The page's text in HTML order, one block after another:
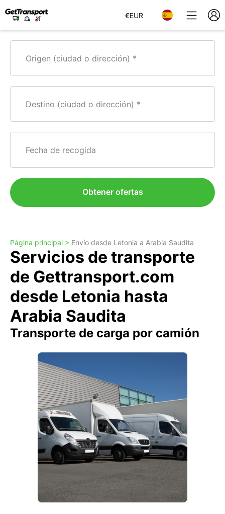
€EUR
Origen (ciudad o dirección)
Destino (ciudad o dirección)
Fecha de recogida
Obtener ofertas
Página principal > Envío desde Letonia a Arabia Saudita
Servicios de transporte
de Gettransport.com
desde Letonia hasta
Arabia Saudita
Transporte de carga por camión